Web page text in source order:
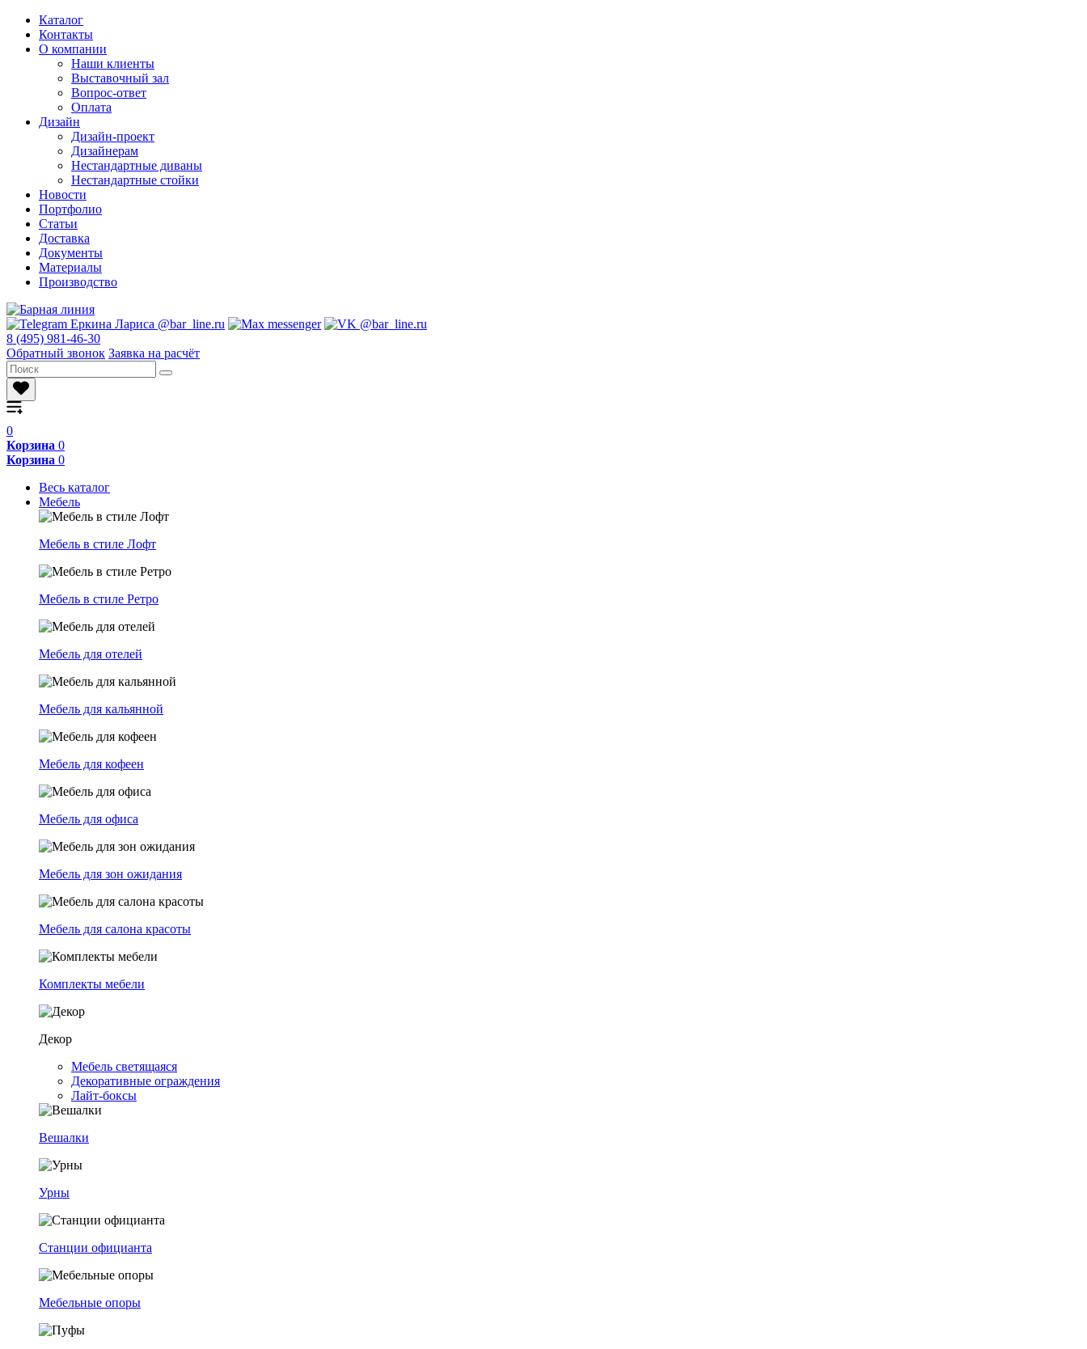
Каталог
Контакты
О компании
Наши клиенты
Выставочный зал
Вопрос-ответ
Оплата
Дизайн
Дизайн-проект
Дизайнерам
Нестандартные диваны
Нестандартные стойки
Новости
Портфолио
Статьи
Доставка
Документы
Материалы
Производство
8 (495) 981-46-30
Обратный звонок Заявка на расчёт
0
Корзина 0
Корзина 0
Весь каталог
Мебель
Мебель в стиле Лофт
Мебель в стиле Ретро
Мебель для отелей
Мебель для кальянной
Мебель для кофеен
Мебель для офиса
Мебель для зон ожидания
Мебель для салона красоты
Комплекты мебели
Декор
Мебель светящаяся
Декоративные ограждения
Лайт-боксы
Вешалки
Урны
Станции официанта
Мебельные опоры